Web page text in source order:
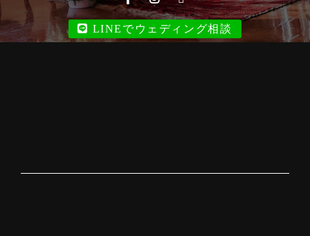
LINEでウェディング相談